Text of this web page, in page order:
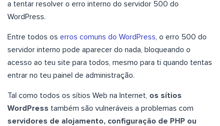
a tentar resolver o erro interno do servidor 500 do
WordPress.
Entre todos os erros comuns do WordPress, o erro 500 do
servidor interno pode aparecer do nada, bloqueando o
acesso ao teu site para todos, mesmo para ti quando tentas
entrar no teu painel de administração.
Tal como todos os sítios Web na Internet, os sítios
WordPress também são vulneráveis a problemas com
servidores de alojamento, configuração de PHP ou